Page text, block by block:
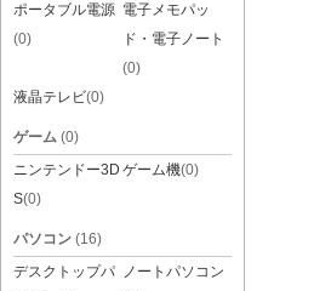
ポータブル電源
(0)
電子メモパッ
ド・電子ノート
(0)
液晶テレビ(0)
ゲーム (0)
ニンテンドー3D
S(0)
ゲーム機(0)
パソコン (16)
デスクトップパ ノートパソコン